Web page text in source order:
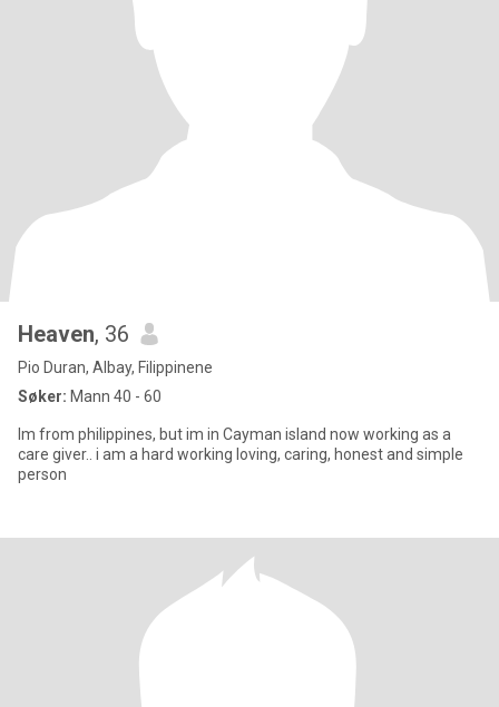
Heaven, 36
Pio Duran, Albay, Filippinene
Søker: Mann 40 - 60
Im from philippines, but im in Cayman island now working as a
care giver.. i am a hard working loving, caring, honest and simple
person